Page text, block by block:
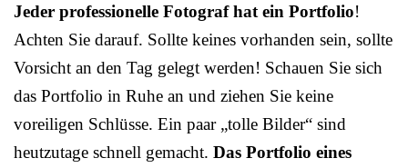
Jeder professionelle Fotograf hat ein Portfolio!
Achten Sie darauf. Sollte keines vorhanden sein, sollte
Vorsicht an den Tag gelegt werden! Schauen Sie sich
das Portfolio in Ruhe an und ziehen Sie keine
voreiligen Schlüsse. Ein paar „tolle Bilder“ sind
heutzutage schnell gemacht. Das Portfolio eines